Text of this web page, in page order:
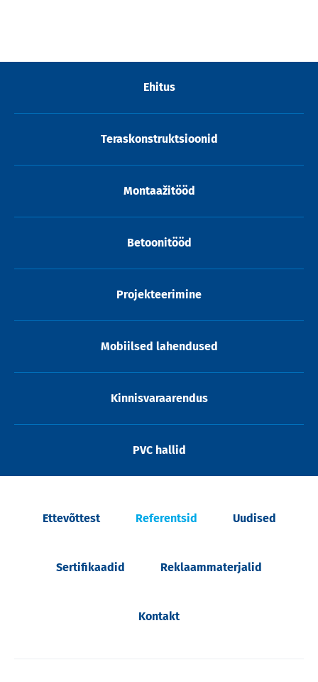
Ehitus
Teraskonstruktsioonid
Montaažitööd
Betoonitööd
Projekteerimine
Mobiilsed lahendused
Kinnisvaraarendus
PVC hallid
Ettevõttest Referentsid Uudised
Sertifikaadid Reklaammaterjalid
Kontakt